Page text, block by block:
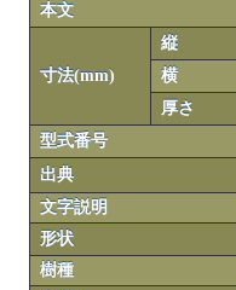
本文
寸法(mm)
縦
横
厚さ
型式番号
出典
文字説明
形状
樹種